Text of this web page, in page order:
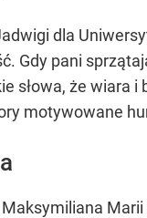
dla
Gdy pani
słowa, że wiara
motywowane